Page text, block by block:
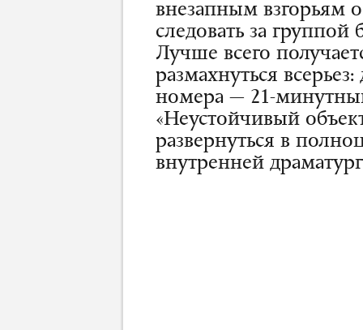
внезапным взгорьям
следовать за
Лучше всего
размахнуться
номера — 21-
«Неустойчивый
развернуться в
внутренней